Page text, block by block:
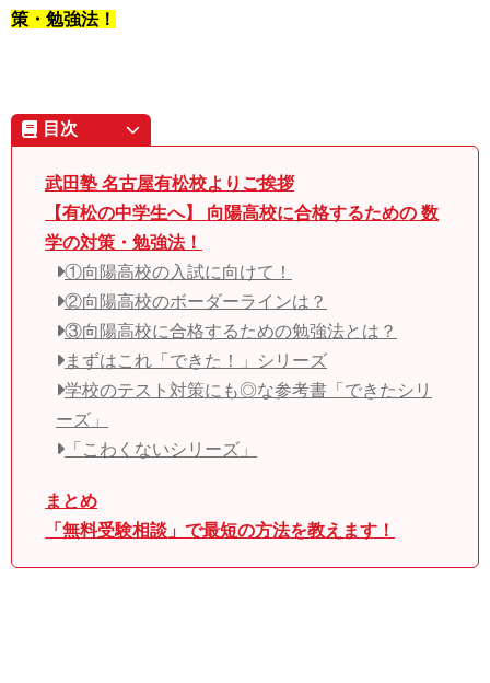
策・勉強法！
目次
武田塾 名古屋有松校よりご挨拶
【有松の中学生へ】 向陽高校に合格するための 数
学の対策・勉強法！
①向陽高校の入試に向けて！
②向陽高校のボーダーラインは？
③向陽高校に合格するための勉強法とは？
まずはこれ「できた！」シリーズ
学校のテスト対策にも◎な参考書「できたシリ
ーズ」
「こわくないシリーズ」
まとめ
「無料受験相談」で最短の方法を教えます！